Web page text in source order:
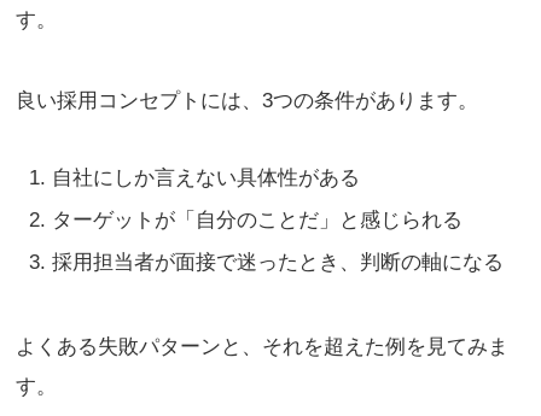
す。
良い採用コンセプトには、3つの条件があります。
自社にしか言えない具体性がある
ターゲットが「自分のことだ」と感じられる
採用担当者が面接で迷ったとき、判断の軸になる
よくある失敗パターンと、それを超えた例を見てみま
す。